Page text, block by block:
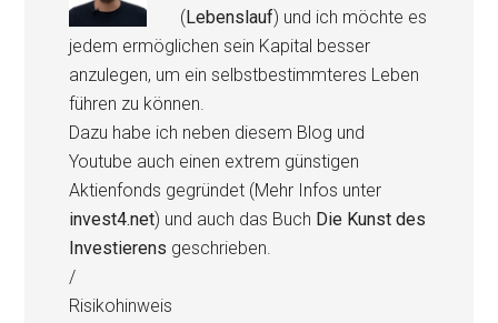
(Lebenslauf) und ich möchte es
jedem ermöglichen sein Kapital besser
anzulegen, um ein selbstbestimmteres Leben
führen zu können.
Dazu habe ich neben diesem Blog und
Youtube auch einen extrem günstigen
Aktienfonds gegründet (Mehr Infos unter
invest4.net) und auch das Buch Die Kunst des
Investierens geschrieben.
/
Risikohinweis